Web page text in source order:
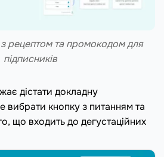
з рецептом та промокодом для
підписників
дістати докладну
вибрати кнопку з питанням та
що входить до дегустаційних